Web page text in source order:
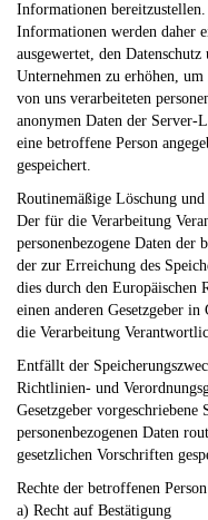
Informationen
Informationen werden daher
ausgewertet, den
Unternehmen zu erhöhen,
von uns verarbeiteten
anonymen Daten der Server-
eine betroffene Person
gespeichert.
Routinemäßige Löschung
Der für die Verarbeitung
personenbezogene Daten
der zur Erreichung des
dies durch den Europäischen
einen anderen Gesetzgeber
die Verarbeitung
Entfällt der
Richtlinien- und
Gesetzgeber
personenbezogenen Daten
gesetzlichen Vorschriften
Rechte der betroffenen Person
a) Recht auf Bestätigung